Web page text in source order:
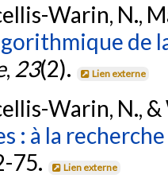
Warin, N.,
de
, 23(2). Lien externe
Warin, N.,
: à la
75. Lien externe